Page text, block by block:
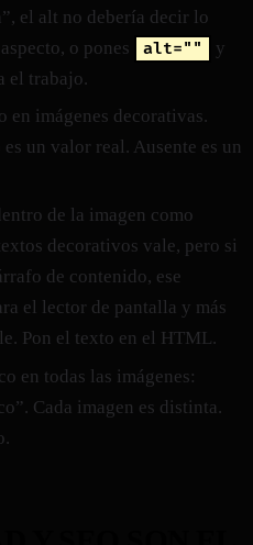
el alt no debería decir lo
o pones
alt=""
y
el trabajo.
en imágenes decorativas.
es un valor real. Ausente es un
de la imagen como
decorativos vale, pero si
de contenido, ese
el lector de pantalla y más
Pon el texto en el HTML.
en todas las imágenes:
Cada imagen es distinta.